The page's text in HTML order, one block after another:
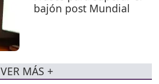
bajón post Mundial
VER MÁS +